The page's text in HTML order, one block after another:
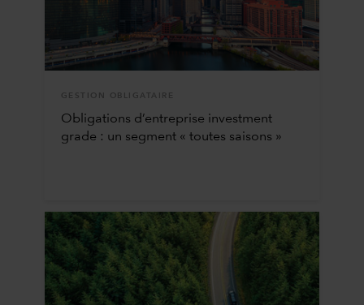
GESTION OBLIGATAIRE
Obligations d’entreprise investment
grade : un segment « toutes saisons »